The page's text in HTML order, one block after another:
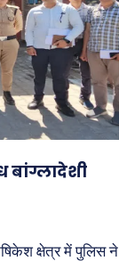
बांग्लादेशी
क्षेत्र में पुलिस ने